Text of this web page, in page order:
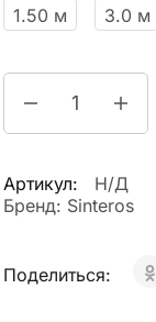
1.50 м 3.0 м
Артикул:
Н/Д
Бренд: Sinteros
Поделиться: